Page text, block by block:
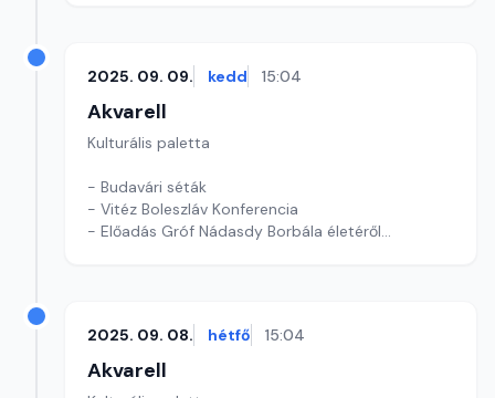
2025. 09. 09. kedd 15:04
Akvarell
Kulturális paletta
- Budavári séták
- Vitéz Boleszláv Konferencia
- Előadás Gróf Nádasdy Borbála életéről
2025. 09. 08. hétfő 15:04
Akvarell